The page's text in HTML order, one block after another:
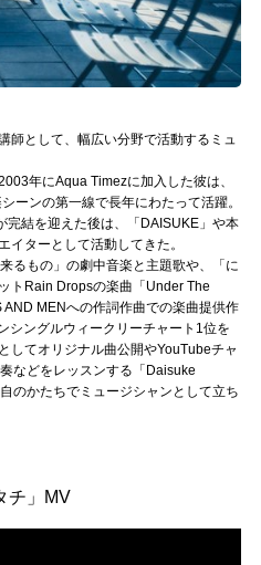
師として、幅広い分野で活動するミュ
年にAqua Timezに加入した彼は、
ーンの第一線で長年にわたって活躍。
結を迎えた後は、「DAISUKE」や本
イターとして活動してきた。
るもの」の劇中音楽と主題歌や、「に
トRain Dropsの楽曲「Under The
MENへの作詞作曲での楽曲提供作
シングルウィークリーチャート1位を
してオリジナル曲公開やYouTubeチャ
などをレッスンする「Daisuke
のかたちでミュージシャンとして立ち
チ」MV